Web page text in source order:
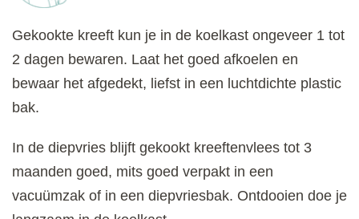
Gekookte kreeft kun je in de koelkast ongeveer 1 tot
2 dagen bewaren. Laat het goed afkoelen en
bewaar het afgedekt, liefst in een luchtdichte plastic
bak.
In de diepvries blijft gekookt kreeftenvlees tot 3
maanden goed, mits goed verpakt in een
vacuümzak of in een diepvriesbak. Ontdooien doe je